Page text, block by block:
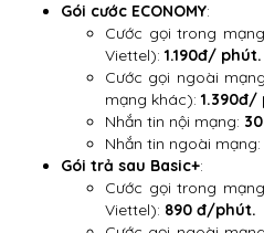
Gói cước ECONOMY:
Cước gọi trong
Viettel): 1.190đ/ phút.
Cước gọi ngoài
mạng khác): 1.390đ/
Nhắn tin nội mạng:
Nhắn tin ngoài mạng:
Gói trả sau Basic+:
Cước gọi trong
Viettel): 890 đ/phút.